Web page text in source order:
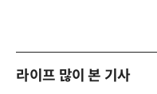
라이프 많이 본 기사